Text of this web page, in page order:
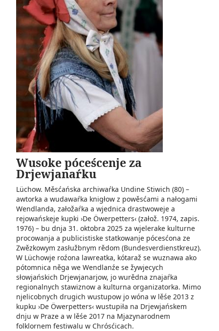
Wusoke póceścenje za
Drjewjanaŕku
Lüchow. Měsćańska archiwaŕka Undine Stiwich (80) –
awtorka a wudawaŕka knigłow z powěsćami a nałogami
Wendlanda, załožaŕka a wjednica drastwoweje a
rejowańskeje kupki ›De Öwerpetters‹ (załož. 1974, zapis.
1976) – bu dnja 31. oktobra 2025 za wjelerake kulturne
procowanja a publicistiske statkowanje pócesćona ze
Zwězkowym zasłužbnym rědom (Bundesverdienstkreuz).
W Lüchowje roźona lawreatka, kótaraž se wuznawa ako
pótomnica něga we Wendlanźe se žywjecych
słowjańskich Drjewjanarjow, jo wurědna znajaŕka
regionalnych stawiznow a kulturna organizatorka. Mimo
njelicobnych drugich wustupow jo wóna w lěśe 2013 z
kupku ›De Öwerpetters‹ wustupiła na Drjewjańskem
dnju w Praze a w lěśe 2017 na Mjazynarodnem
folklornem festiwalu w Chrósćicach.